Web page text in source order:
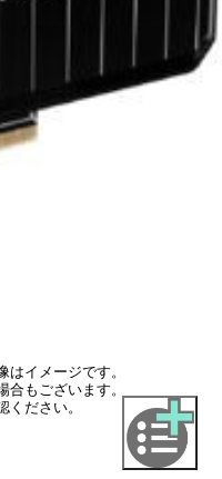
はイメージです。
合もございます。
ください。